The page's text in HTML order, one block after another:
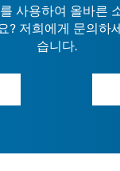
사용하여 올바른
? 저희에게 문의하
습니다.